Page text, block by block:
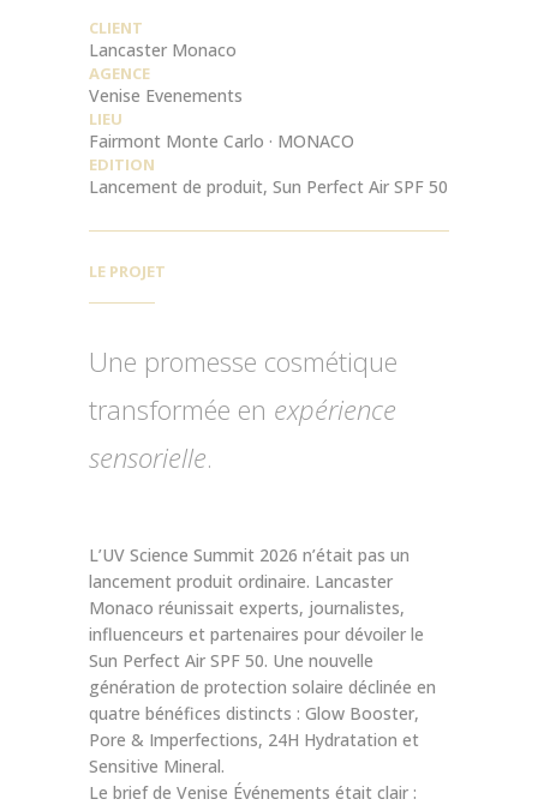
CLIENT
Lancaster Monaco
AGENCE
Venise Evenements
LIEU
Fairmont Monte Carlo · MONACO
EDITION
Lancement de produit, Sun Perfect Air SPF 50
LE PROJET
Une promesse cosmétique
transformée en expérience
sensorielle.
L’UV Science Summit 2026 n’était pas un
lancement produit ordinaire. Lancaster
Monaco réunissait experts, journalistes,
influenceurs et partenaires pour dévoiler le
Sun Perfect Air SPF 50. Une nouvelle
génération de protection solaire déclinée en
quatre bénéfices distincts : Glow Booster,
Pore & Imperfections, 24H Hydratation et
Sensitive Mineral.
Le brief de Venise Événements était clair :